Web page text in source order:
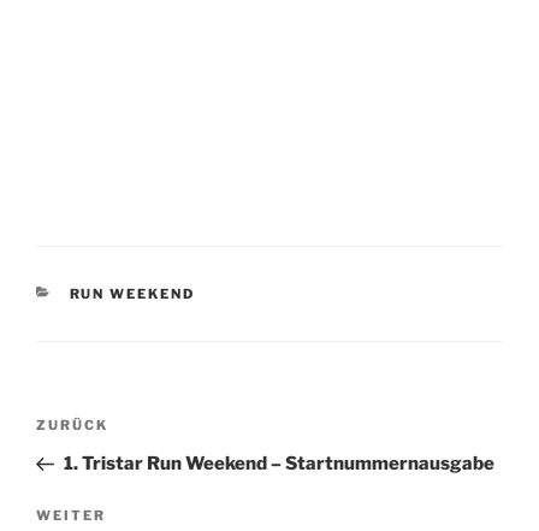
KATEGORIEN
RUN WEEKEND
Beitragsnavigation
Vorheriger
Beitrag
ZURÜCK
1. Tristar Run Weekend – Startnummernausgabe
Nächster
WEITER